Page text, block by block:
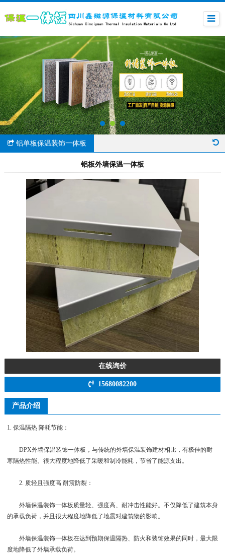
铝单板保温装饰一体板
铝板外墙保温一体板
在线询价
15680082200
产品介绍
1. 保温隔热 降耗节能：
DPX外墙保温装饰一体板，与传统的外墙保温装饰建材相比，有极佳的耐
寒隔热性能。很大程度地降低了采暖和制冷能耗，节省了能源支出。
2. 质轻且强度高 耐震防裂：
外墙保温装饰一体板质量轻、强度高、耐冲击性能好。不仅降低了建筑本身
的承载负荷，并且很大程度地降低了地震对建筑物的影响。
外墙保温装饰一体板在达到预期保温隔热、防火和装饰效果的同时，最大限
度地降低了外墙承载负荷。